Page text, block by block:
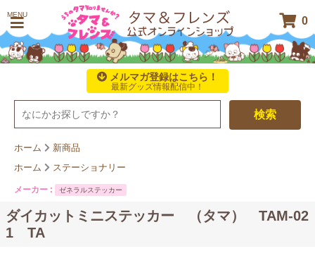
MENU
0
メルマガ登録はこちら！
最新グッズ情報配信中！
検索
ホーム
新商品
ホーム
ステーショナリー
メーカー : ゼネラルステッカー
ダイカットミニステッカー （タマ） TAM-02
1 TA